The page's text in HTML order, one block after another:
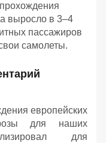
выросло в 3–4
пассажиров
самолеты.
европейских
для наших
для